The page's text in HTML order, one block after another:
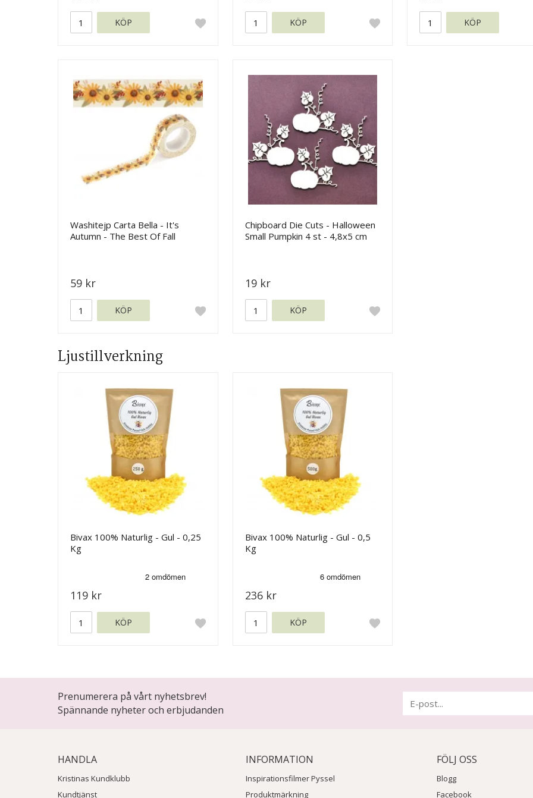
KÖP KÖP KÖP
Washitejp Carta Bella - It's
Autumn - The Best Of Fall
59 kr
KÖP
Chipboard Die Cuts - Halloween
Small Pumpkin 4 st - 4,8x5 cm
19 kr
KÖP
Ljustillverkning
Bivax 100% Naturlig - Gul - 0,25
Kg
119 kr
KÖP
Bivax 100% Naturlig - Gul - 0,5
Kg
236 kr
KÖP
Prenumerera på vårt nyhetsbrev!
Spännande nyheter och erbjudanden
HANDLA
Kristinas Kundklubb
Kundtjänst
INFORMATION
Inspirationsfilmer Pyssel
Produktmärkning
FÖLJ OSS
Blogg
Facebook